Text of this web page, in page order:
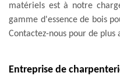
matériels est à notre
gamme d'essence de bois
Contactez-nous pour de
Entreprise de